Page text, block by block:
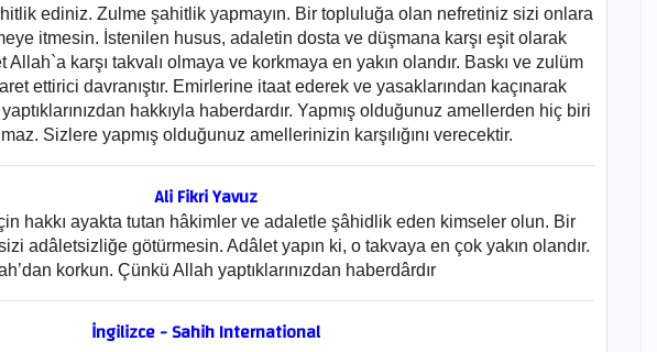
ediniz. Zulme şahitlik yapmayın. Bir topluluğa olan nefretiniz sizi onlara
itmesin. İstenilen husus, adaletin dosta ve düşmana karşı eşit olarak
Allah`a karşı takvalı olmaya ve korkmaya en yakın olandır. Baskı ve zulüm
ettirici davranıştır. Emirlerine itaat ederek ve yasaklarından kaçınarak
hakkıyla haberdardır. Yapmış olduğunuz amellerden hiç biri
Sizlere yapmış olduğunuz amellerinizin karşılığını verecektir.
Ali Fikri Yavuz
hakkı ayakta tutan hâkimler ve adaletle şâhidlik eden kimseler olun. Bir
adâletsizliğe götürmesin. Adâlet yapın ki, o takvaya en çok yakın olandır.
korkun. Çünkü Allah yaptıklarınızdan haberdârdır
İngilizce - Sahih International